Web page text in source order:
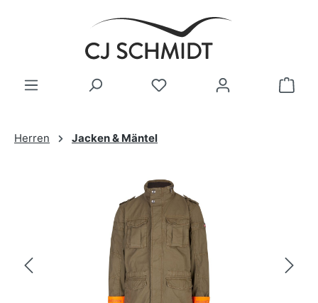
Zum Hauptinhalt springen
Herren Jacken & Mäntel
Bildergalerie überspringen